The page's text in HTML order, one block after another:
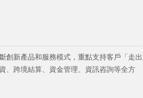
創新產品和服務模式，重點支持客戶「走出
、跨境結算、資金管理、資訊咨詢等全方